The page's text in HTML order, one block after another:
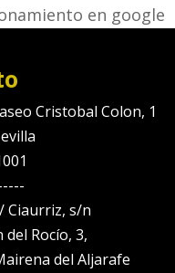
en google
Cristobal Colon, 1
Ciaurriz, s/n
del Rocío, 3,
del Aljarafe